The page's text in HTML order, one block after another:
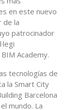
en este nuevo
de la
patrocinador
Academy.
tecnologías de
la Smart City
Barcelona
mundo. La